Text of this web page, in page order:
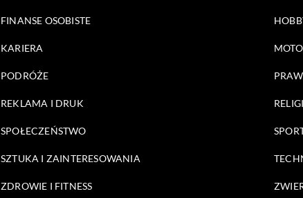
FINANSE OSOBISTE
KARIERA
PODRÓŻE
REKLAMA I DRUK
SPOŁECZEŃSTWO
SZTUKA I ZAINTERESOWANIA
ZDROWIE I FITNESS